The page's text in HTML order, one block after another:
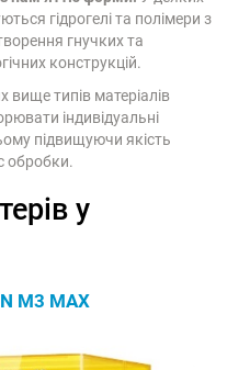
гідрогелі та полімери з
гнучких та
конструкцій.
типів матеріалів
індивідуальні
підвищуючи якість
обробки.
у
M3 MAX